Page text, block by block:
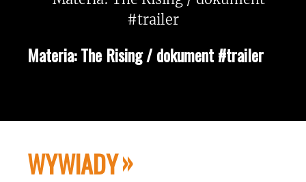
Materia: The Rising / dokument #trailer
WYWIADY